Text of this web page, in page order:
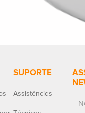
SUPORTE
Assistências